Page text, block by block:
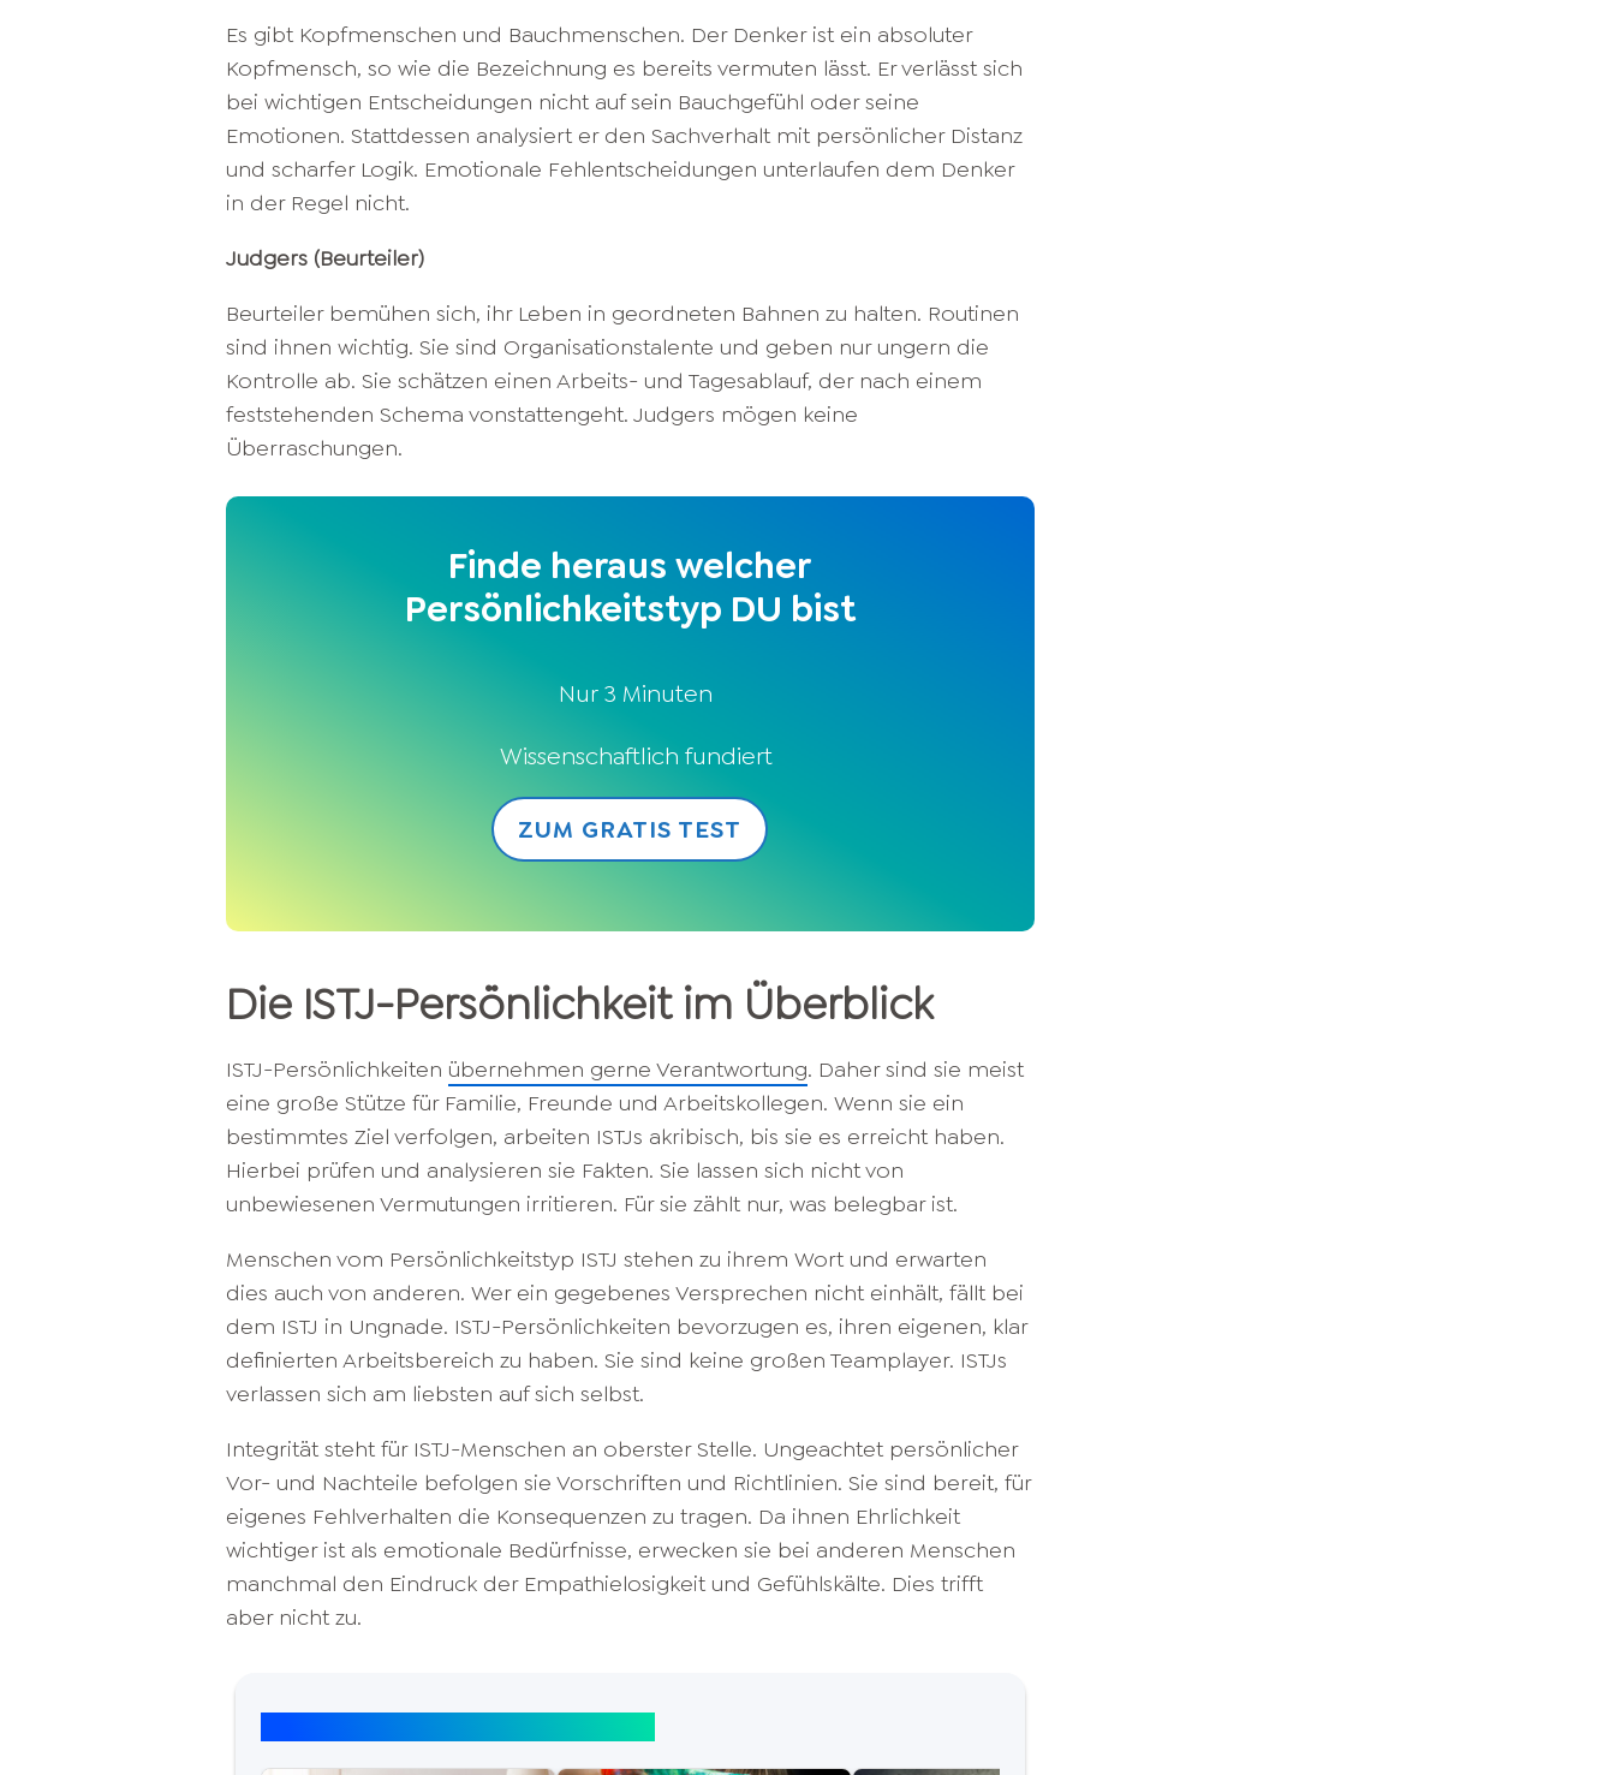
Es gibt Kopfmenschen und Bauchmenschen. Der Denker ist ein absoluter
Kopfmensch, so wie die Bezeichnung es bereits vermuten lässt. Er verlässt sich
bei wichtigen Entscheidungen nicht auf sein Bauchgefühl oder seine
Emotionen. Stattdessen analysiert er den Sachverhalt mit persönlicher Distanz
und scharfer Logik. Emotionale Fehlentscheidungen unterlaufen dem Denker
in der Regel nicht.
Judgers (Beurteiler)
Beurteiler bemühen sich, ihr Leben in geordneten Bahnen zu halten. Routinen
sind ihnen wichtig. Sie sind Organisationstalente und geben nur ungern die
Kontrolle ab. Sie schätzen einen Arbeits- und Tagesablauf, der nach einem
feststehenden Schema vonstattengeht. Judgers mögen keine
Überraschungen.
Finde heraus welcher
Persönlichkeitstyp DU bist
Nur 3 Minuten
Wissenschaftlich fundiert
ZUM GRATIS TEST
Die ISTJ-Persönlichkeit im Überblick
ISTJ-Persönlichkeiten übernehmen gerne Verantwortung. Daher sind sie meist
eine große Stütze für Familie, Freunde und Arbeitskollegen. Wenn sie ein
bestimmtes Ziel verfolgen, arbeiten ISTJs akribisch, bis sie es erreicht haben.
Hierbei prüfen und analysieren sie Fakten. Sie lassen sich nicht von
unbewiesenen Vermutungen irritieren. Für sie zählt nur, was belegbar ist.
Menschen vom Persönlichkeitstyp ISTJ stehen zu ihrem Wort und erwarten
dies auch von anderen. Wer ein gegebenes Versprechen nicht einhält, fällt bei
dem ISTJ in Ungnade. ISTJ-Persönlichkeiten bevorzugen es, ihren eigenen, klar
definierten Arbeitsbereich zu haben. Sie sind keine großen Teamplayer. ISTJs
verlassen sich am liebsten auf sich selbst.
Integrität steht für ISTJ-Menschen an oberster Stelle. Ungeachtet persönlicher
Vor- und Nachteile befolgen sie Vorschriften und Richtlinien. Sie sind bereit, für
eigenes Fehlverhalten die Konsequenzen zu tragen. Da ihnen Ehrlichkeit
wichtiger ist als emotionale Bedürfnisse, erwecken sie bei anderen Menschen
manchmal den Eindruck der Empathielosigkeit und Gefühlskälte. Dies trifft
aber nicht zu.